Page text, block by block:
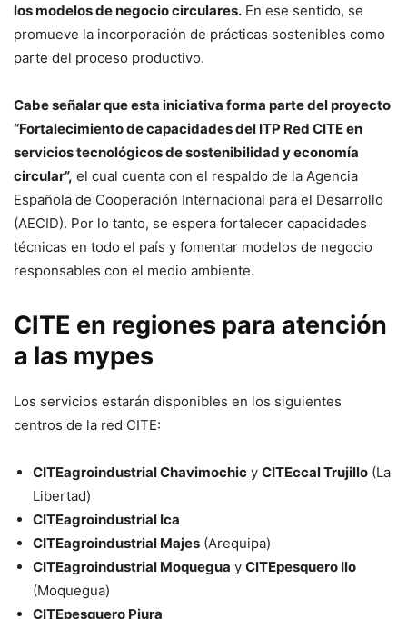
los modelos de negocio circulares. En ese sentido, se
promueve la incorporación de prácticas sostenibles como
parte del proceso productivo.
Cabe señalar que esta iniciativa forma parte del proyecto
“Fortalecimiento de capacidades del ITP Red CITE en
servicios tecnológicos de sostenibilidad y economía
circular”, el cual cuenta con el respaldo de la Agencia
Española de Cooperación Internacional para el Desarrollo
(AECID). Por lo tanto, se espera fortalecer capacidades
técnicas en todo el país y fomentar modelos de negocio
responsables con el medio ambiente.
CITE en regiones para atención
a las mypes
Los servicios estarán disponibles en los siguientes
centros de la red CITE:
CITEagroindustrial Chavimochic y CITEccal Trujillo (La
Libertad)
CITEagroindustrial Ica
CITEagroindustrial Majes (Arequipa)
CITEagroindustrial Moquegua y CITEpesquero Ilo
(Moquegua)
CITEpesquero Piura